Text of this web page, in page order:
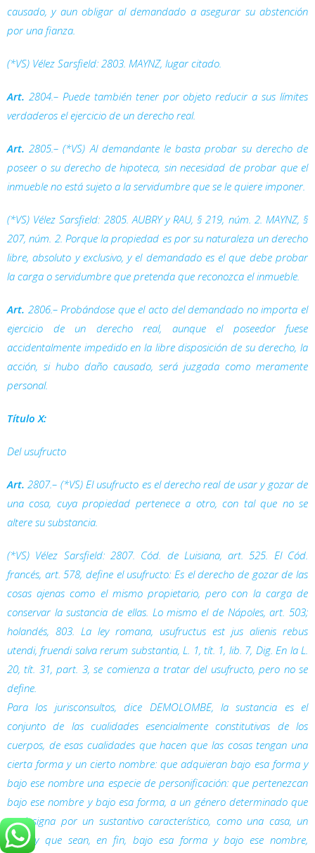
causado, y aun obligar al demandado a asegurar su abstención
por una fianza.
(*VS) Vélez Sarsfield: 2803. MAYNZ, lugar citado.
Art. 2804.– Puede también tener por objeto reducir a sus límites
verdaderos el ejercicio de un derecho real.
Art. 2805.– (*VS) Al demandante le basta probar su derecho de
poseer o su derecho de hipoteca, sin necesidad de probar que el
inmueble no está sujeto a la servidumbre que se le quiere imponer.
(*VS) Vélez Sarsfield: 2805. AUBRY y RAU, § 219, núm. 2. MAYNZ, §
207, núm. 2. Porque la propiedad es por su naturaleza un derecho
libre, absoluto y exclusivo, y el demandado es el que debe probar
la carga o servidumbre que pretenda que reconozca el inmueble.
Art. 2806.– Probándose que el acto del demandado no importa el
ejercicio de un derecho real, aunque el poseedor fuese
accidentalmente impedido en la libre disposición de su derecho, la
acción, si hubo daño causado, será juzgada como meramente
personal.
Título X:
Del usufructo
Art. 2807.– (*VS) El usufructo es el derecho real de usar y gozar de
una cosa, cuya propiedad pertenece a otro, con tal que no se
altere su substancia.
(*VS) Vélez Sarsfield: 2807. Cód. de Luisiana, art. 525. El Cód.
francés, art. 578, define el usufructo: Es el derecho de gozar de las
cosas ajenas como el mismo propietario, pero con la carga de
conservar la sustancia de ellas. Lo mismo el de Nápoles, art. 503;
holandés, 803. La ley romana, usufructus est jus alienis rebus
utendi, fruendi salva rerum substantia, L. 1, tít. 1, lib. 7, Dig. En la L.
20, tít. 31, part. 3, se comienza a tratar del usufructo, pero no se
define.
Para los jurisconsultos, dice DEMOLOMBE, la sustancia es el
conjunto de las cualidades esencialmente constitutivas de los
cuerpos, de esas cualidades que hacen que las cosas tengan una
cierta forma y un cierto nombre: que adquieran bajo esa forma y
bajo ese nombre una especie de personificación: que pertenezcan
bajo ese nombre y bajo esa forma, a un género determinado que
se designa por un sustantivo característico, como una casa, un
reloj; y que sean, en fin, bajo esa forma y bajo ese nombre,